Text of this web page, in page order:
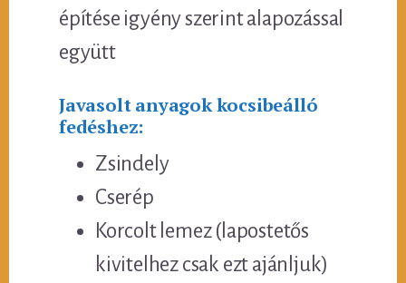
építése igyény szerint alapozással
együtt
Javasolt anyagok kocsibeálló
fedéshez:
Zsindely
Cserép
Korcolt lemez (lapostetős
kivitelhez csak ezt ajánljuk)